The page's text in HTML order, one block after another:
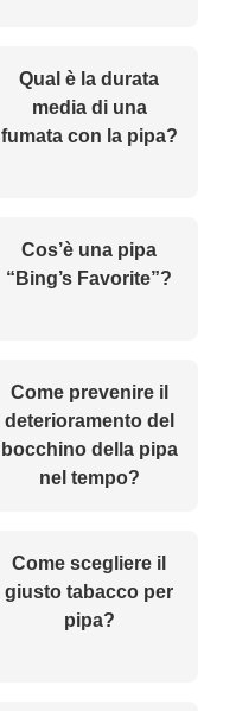
Qual è la durata
media di una
fumata con la pipa?
Cos’è una pipa
“Bing’s Favorite”?
Come prevenire il
deterioramento del
bocchino della pipa
nel tempo?
Come scegliere il
giusto tabacco per
pipa?